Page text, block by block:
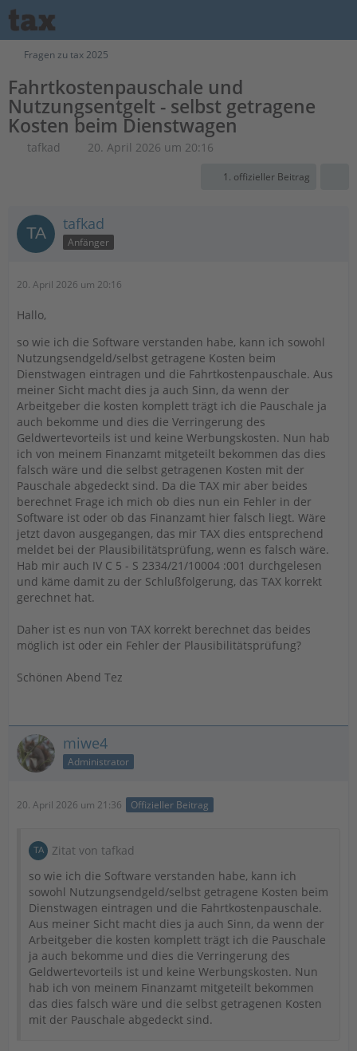
Fragen zu tax 2025
Fahrtkostenpauschale und
Nutzungsentgelt - selbst getragene
Kosten beim Dienstwagen
tafkad 20. April 2026 um 20:16
1. offizieller Beitrag
tafkad
Anfänger
20. April 2026 um 20:16
Hallo,
so wie ich die Software verstanden habe, kann ich sowohl
Nutzungsendgeld/selbst getragene Kosten beim
Dienstwagen eintragen und die Fahrtkostenpauschale. Aus
meiner Sicht macht dies ja auch Sinn, da wenn der
Arbeitgeber die kosten komplett trägt ich die Pauschale ja
auch bekomme und dies die Verringerung des
Geldwertevorteils ist und keine Werbungskosten. Nun hab
ich von meinem Finanzamt mitgeteilt bekommen das dies
falsch wäre und die selbst getragenen Kosten mit der
Pauschale abgedeckt sind. Da die TAX mir aber beides
berechnet Frage ich mich ob dies nun ein Fehler in der
Software ist oder ob das Finanzamt hier falsch liegt. Wäre
jetzt davon ausgegangen, das mir TAX dies entsprechend
meldet bei der Plausibilitätsprüfung, wenn es falsch wäre.
Hab mir auch IV C 5 - S 2334/21/10004 :001 durchgelesen
und käme damit zu der Schlußfolgerung, das TAX korrekt
gerechnet hat.
Daher ist es nun von TAX korrekt berechnet das beides
möglich ist oder ein Fehler der Plausibilitätsprüfung?
Schönen Abend Tez
miwe4
Administrator
20. April 2026 um 21:36 Offizieller Beitrag
Zitat von tafkad
so wie ich die Software verstanden habe, kann ich
sowohl Nutzungsendgeld/selbst getragene Kosten beim
Dienstwagen eintragen und die Fahrtkostenpauschale.
Aus meiner Sicht macht dies ja auch Sinn, da wenn der
Arbeitgeber die kosten komplett trägt ich die Pauschale
ja auch bekomme und dies die Verringerung des
Geldwertevorteils ist und keine Werbungskosten. Nun
hab ich von meinem Finanzamt mitgeteilt bekommen
das dies falsch wäre und die selbst getragenen Kosten
mit der Pauschale abgedeckt sind.